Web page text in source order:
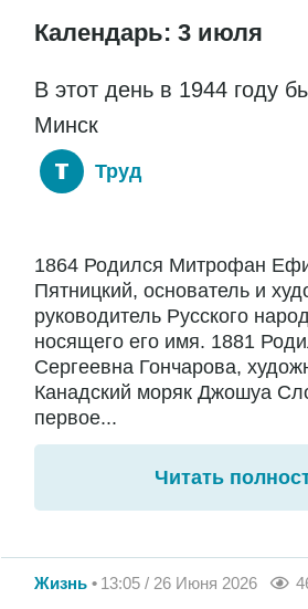
Календарь: 3 июля
В этот день в 1944 году
Минск
Труд
1864 Родился Митрофан
Пятницкий, основатель и
руководитель Русского
носящего его имя. 1881
Сергеевна Гончарова,
Канадский моряк Джошуа
первое...
Читать
Жизнь 13:05 / 26 Июня 2026